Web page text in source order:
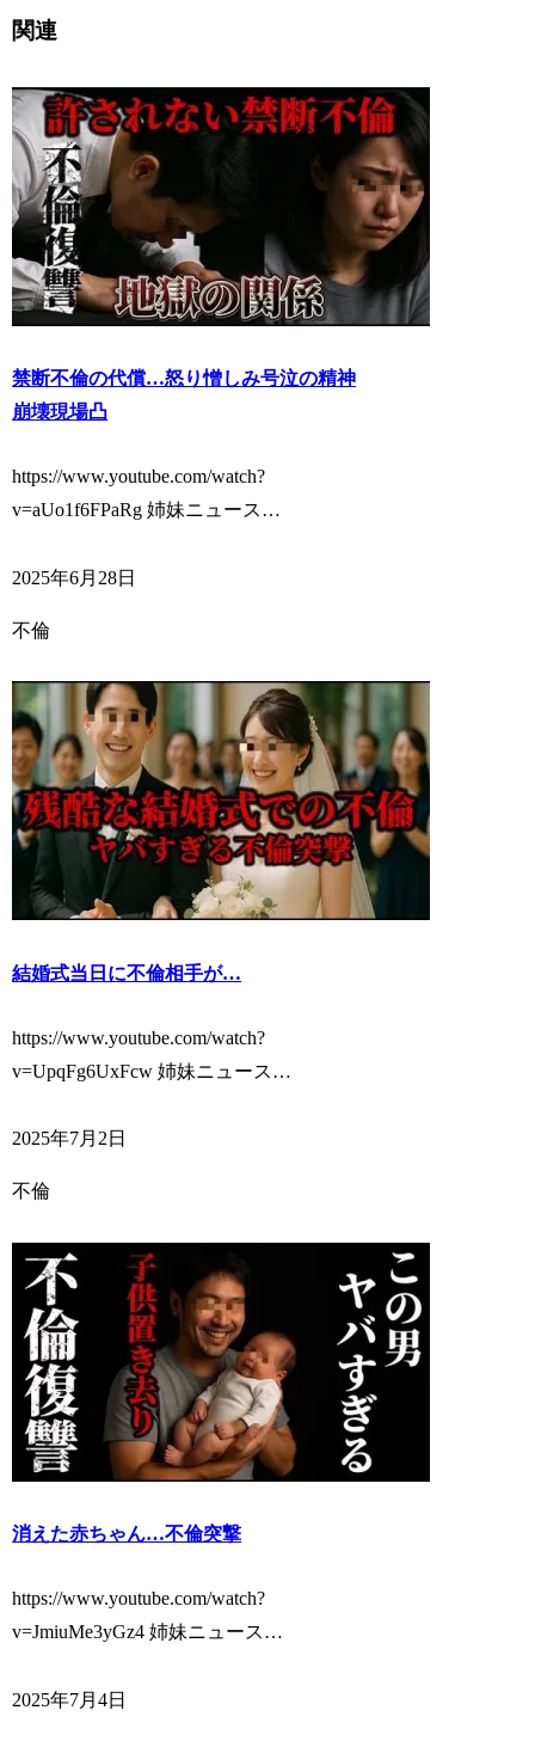
関連
禁断不倫の代償…怒り憎しみ号泣の精神
崩壊現場凸
https://www.youtube.com/watch?
v=aUo1f6FPaRg 姉妹ニュース…
2025年6月28日
不倫
結婚式当日に不倫相手が…
https://www.youtube.com/watch?
v=UpqFg6UxFcw 姉妹ニュース…
2025年7月2日
不倫
消えた赤ちゃん…不倫突撃
https://www.youtube.com/watch?
v=JmiuMe3yGz4 姉妹ニュース…
2025年7月4日